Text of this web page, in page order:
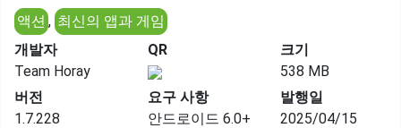
액션 , 최신의 앱과 게임
개발자
Team Horay
QR
크기
538 MB
버전
1.7.228
요구 사항
안드로이드 6.0+
발행일
2025/04/15